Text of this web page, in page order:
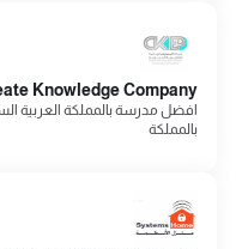
Knowledge Company
افضل مدرسة بالمملكة العربية
بالمملكة